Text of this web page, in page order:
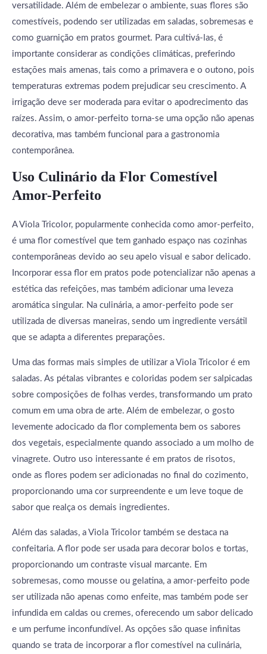
versatilidade. Além de embelezar o ambiente, suas flores são
comestíveis, podendo ser utilizadas em saladas, sobremesas e
como guarnição em pratos gourmet. Para cultivá-las, é
importante considerar as condições climáticas, preferindo
estações mais amenas, tais como a primavera e o outono, pois
temperaturas extremas podem prejudicar seu crescimento. A
irrigação deve ser moderada para evitar o apodrecimento das
raízes. Assim, o amor-perfeito torna-se uma opção não apenas
decorativa, mas também funcional para a gastronomia
contemporânea.
Uso Culinário da Flor Comestível
Amor-Perfeito
A Viola Tricolor, popularmente conhecida como amor-perfeito,
é uma flor comestível que tem ganhado espaço nas cozinhas
contemporâneas devido ao seu apelo visual e sabor delicado.
Incorporar essa flor em pratos pode potencializar não apenas a
estética das refeições, mas também adicionar uma leveza
aromática singular. Na culinária, a amor-perfeito pode ser
utilizada de diversas maneiras, sendo um ingrediente versátil
que se adapta a diferentes preparações.
Uma das formas mais simples de utilizar a Viola Tricolor é em
saladas. As pétalas vibrantes e coloridas podem ser salpicadas
sobre composições de folhas verdes, transformando um prato
comum em uma obra de arte. Além de embelezar, o gosto
levemente adocicado da flor complementa bem os sabores
dos vegetais, especialmente quando associado a um molho de
vinagrete. Outro uso interessante é em pratos de risotos,
onde as flores podem ser adicionadas no final do cozimento,
proporcionando uma cor surpreendente e um leve toque de
sabor que realça os demais ingredientes.
Além das saladas, a Viola Tricolor também se destaca na
confeitaria. A flor pode ser usada para decorar bolos e tortas,
proporcionando um contraste visual marcante. Em
sobremesas, como mousse ou gelatina, a amor-perfeito pode
ser utilizada não apenas como enfeite, mas também pode ser
infundida em caldas ou cremes, oferecendo um sabor delicado
e um perfume inconfundível. As opções são quase infinitas
quando se trata de incorporar a flor comestível na culinária,